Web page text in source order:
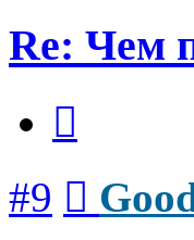
Re: Чем
#9